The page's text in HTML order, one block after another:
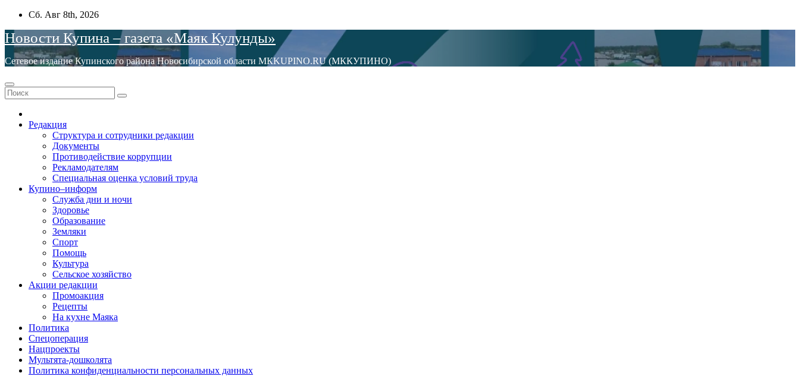
Перейти
содержимому
Сб. Авг 8th, 2026
Новости Купина – газета «Маяк Кулунды»
Сетевое издание Купинского района Новосибирской области МКKUPINO.RU (МККУПИНО)
Редакция
Структура и сотрудники редакции
Документы
Противодействие коррупции
Рекламодателям
Специальная оценка условий труда
Купино–информ
Служба дни и ночи
Здоровье
Образование
Земляки
Спорт
Помощь
Культура
Сельское хозяйство
Акции редакции
Промоакция
Рецепты
На кухне Маяка
Политика
Спецоперация
Нацпроекты
Мультята-дошколята
Политика конфиденциальности персональных данных